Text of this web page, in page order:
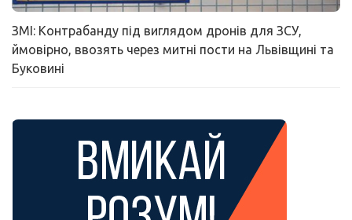
ЗМІ: Контрабанду під виглядом дронів для ЗСУ,
ймовірно, ввозять через митні пости на Львівщині та
Буковині